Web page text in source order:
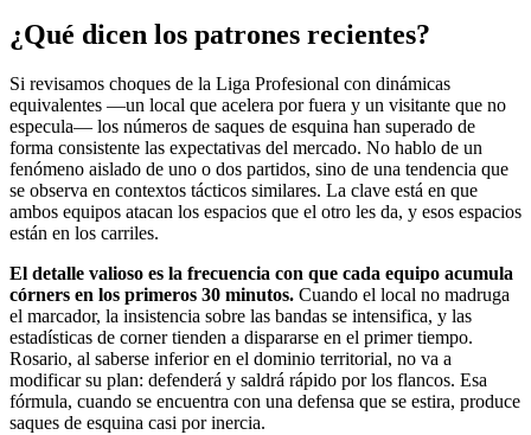
¿Qué dicen los patrones recientes?
Si revisamos choques de la Liga Profesional con dinámicas
equivalentes —un local que acelera por fuera y un visitante que no
especula— los números de saques de esquina han superado de
forma consistente las expectativas del mercado. No hablo de un
fenómeno aislado de uno o dos partidos, sino de una tendencia que
se observa en contextos tácticos similares. La clave está en que
ambos equipos atacan los espacios que el otro les da, y esos espacios
están en los carriles.
El detalle valioso es la frecuencia con que cada equipo acumula
córners en los primeros 30 minutos. Cuando el local no madruga
el marcador, la insistencia sobre las bandas se intensifica, y las
estadísticas de corner tienden a dispararse en el primer tiempo.
Rosario, al saberse inferior en el dominio territorial, no va a
modificar su plan: defenderá y saldrá rápido por los flancos. Esa
fórmula, cuando se encuentra con una defensa que se estira, produce
saques de esquina casi por inercia.